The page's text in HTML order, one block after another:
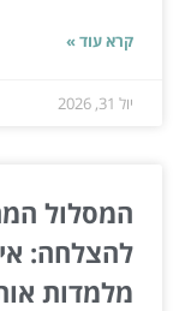
קרא עוד »
יול 31, 2026
המסלול
להצלחה:
מלמדות